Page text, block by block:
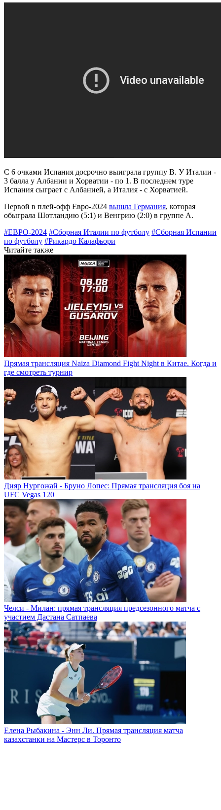
С 6 очками Испания досрочно выиграла группу B. У Италии -
3 балла у Албании и Хорватии - по 1. В последнем туре
Испания сыграет с Албанией, а Италия - с Хорватией.
Первой в плей-офф Евро-2024 вышла Германия, которая
обыграла Шотландию (5:1) и Венгрию (2:0) в группе А.
#ЕВРО-2024 #Сборная Италии по футболу #Сборная Испании
по футболу #Рикардо Калафьори
Читайте также
Прямая трансляция Naiza Diamond Fight Night в Китае. Когда и
где смотреть турнир
Дияр Нургожай - Бруно Лопес: Прямая трансляция боя на
UFC Vegas 120
Челси - Милан: прямая трансляция предсезонного матча с
участием Дастана Сатпаева
Елена Рыбакина - Энн Ли. Прямая трансляция матча
казахстанки на Мастерс в Торонто